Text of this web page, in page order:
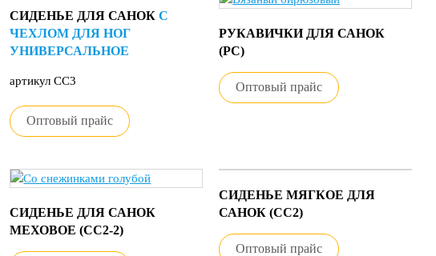
СИДЕНЬЕ ДЛЯ САНОКС
ЧЕХЛОМ ДЛЯ НОГ
УНИВЕРСАЛЬНОЕ
артикул СС3
Оптовый прайс
РУКАВИЧКИ ДЛЯ САНОК
(РС)
Оптовый прайс
СИДЕНЬЕ ДЛЯ САНОК
МЕХОВОЕ (СС2-2)
СИДЕНЬЕ МЯГКОЕ ДЛЯ
САНОК (СС2)
Оптовый прайс